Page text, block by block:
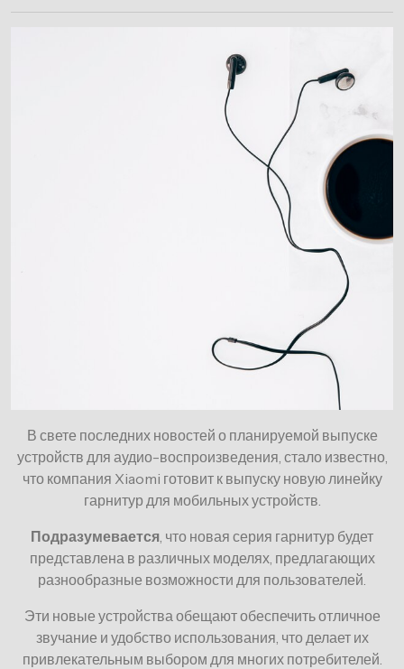
В свете последних новостей о планируемой выпуске
устройств для аудио-воспроизведения, стало известно,
что компания Xiaomi готовит к выпуску новую линейку
гарнитур для мобильных устройств.
Подразумевается , что новая серия гарнитур будет
представлена в различных моделях, предлагающих
разнообразные возможности для пользователей.
Эти новые устройства обещают обеспечить отличное
звучание и удобство использования, что делает их
привлекательным выбором для многих потребителей.